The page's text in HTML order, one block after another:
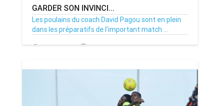
GARDER SON INVINCI...
Les poulains du coach David Pagou sont en plein
dans les préparatifs de l'important match ...
11/02/23 Par MenouActu 2